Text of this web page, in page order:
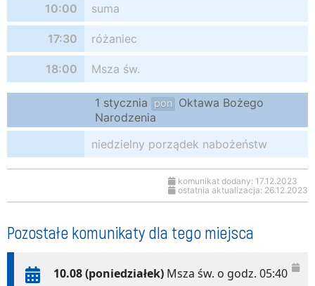
10:00 suma
17:30 różaniec
18:00 Msza św.
1 stycznia pon
Oktawa Bożego
Narodzenia
niedzielny porządek nabożeństw
komunikat dodany: 17.12.2023
ostatnia aktualizacja: 26.12.2023
Pozostałe komunikaty dla tego miejsca
10.08 (poniedziałek)Msza św. o godz. 05:40